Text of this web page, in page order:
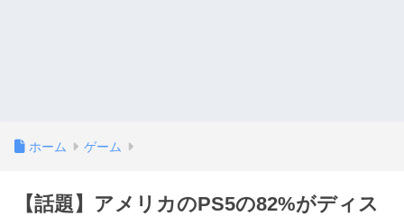
ホーム ゲーム
【話題】アメリカのPS5の82%がディス